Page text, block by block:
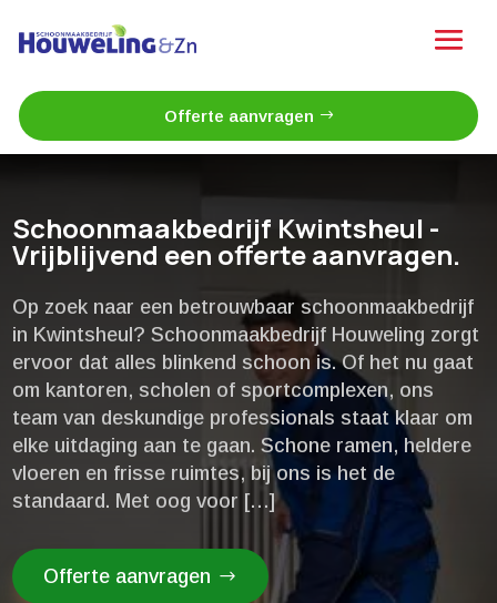
Offerte aanvragen
Schoonmaakbedrijf Kwintsheul -
Vrijblijvend een offerte aanvragen.
Op zoek naar een betrouwbaar schoonmaakbedrijf
in Kwintsheul? Schoonmaakbedrijf Houweling zorgt
ervoor dat alles blinkend schoon is.​ Of het nu gaat
om kantoren, scholen of sportcomplexen, ons
team van deskundige professionals staat klaar om
elke uitdaging aan te gaan.​ Schone ramen, heldere
vloeren en frisse ruimtes, bij ons is het de
standaard.​ Met oog voor […]
Offerte aanvragen